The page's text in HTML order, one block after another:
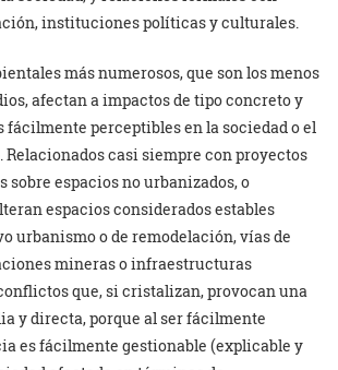
instituciones políticas y culturales.
más numerosos, que son los menos
afectan a impactos de tipo concreto y
fácilmente perceptibles en la sociedad o el
casi siempre con proyectos
espacios no urbanizados, o
espacios considerados estables
urbanismo o de remodelación, vías de
mineras o infraestructuras
que, si cristalizan, provocan una
y directa, porque al ser fácilmente
es fácilmente gestionable (explicable y